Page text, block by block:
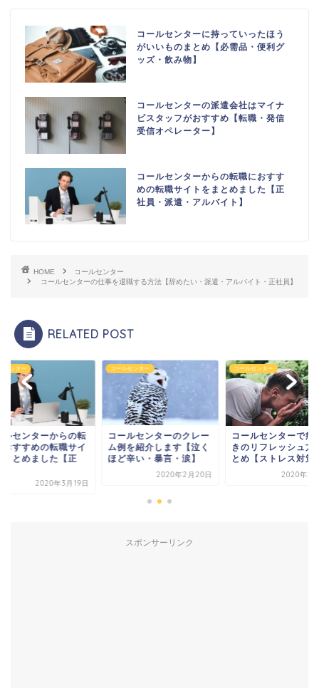
コールセンターに持っていったほう
がいいものまとめ【必需品・便利グ
ッズ・飲み物】
コールセンターの派遣会社はマイナ
ビスタッフがおすすめ【転職・発信
受信オペレーター】
コールセンターからの転職におすす
めの転職サイトをまとめました【正
社員・派遣・アルバイト】
HOME
コールセンター
コールセンターの仕事を退職する方法【辞めたい・派遣・アルバイト・正社員】
RELATED POST
センター
ルセンターからの転
おすすめの転職サイ
まとめました【正
2020年3月19日
コールセンター
コールセンターのクレー
ム例を紹介します【泣く
ほど辛い・暴言・涙】
2020年2月20日
コールセンター
コールセンターで病
きのリフレッシュ方
とめ【ストレス対策
2020年2
スポンサーリンク